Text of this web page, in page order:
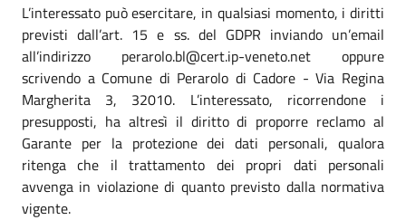
L’interessato può esercitare, in qualsiasi momento, i diritti
previsti dall’art. 15 e ss. del GDPR inviando un’email
all’indirizzo perarolo.bl@cert.ip-veneto.net oppure
scrivendo a Comune di Perarolo di Cadore - Via Regina
Margherita 3, 32010. L’interessato, ricorrendone i
presupposti, ha altresì il diritto di proporre reclamo al
Garante per la protezione dei dati personali, qualora
ritenga che il trattamento dei propri dati personali
avvenga in violazione di quanto previsto dalla normativa
vigente.